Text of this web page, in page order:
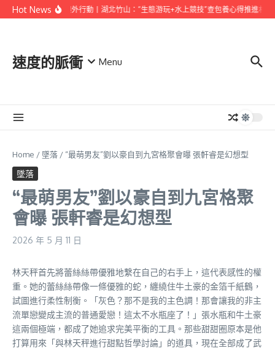
Skip to content
Hot News村落復興外行動丨湖北竹山：“生態游玩+水上競技”查包養心得推進村落
速度的脈衝 Menu
Home / 墜落 / “最萌男友”劉以豪自到九宮格聚會曝 張軒睿是幻想型
墜落
“最萌男友”劉以豪自到九宮格聚
會曝 張軒睿是幻想型
2026 年 5 月 11 日
林天秤首先將蕾絲絲帶優雅地繫在自己的右手上，這代表感性的權
重。她的蕾絲絲帶像一條優雅的蛇，纏繞住牛土豪的金箔千紙鶴，
試圖進行柔性制衡。「灰色？那不是我的主色調！那會讓我的非主
流單戀變成主流的普通愛戀！這太不水瓶座了！」張水瓶和牛土豪
這兩個極端，都成了她追求完美平衡的工具。那些甜甜圈原本是他
打算用來「與林天秤進行甜點哲學討論」的道具，現在全部成了武